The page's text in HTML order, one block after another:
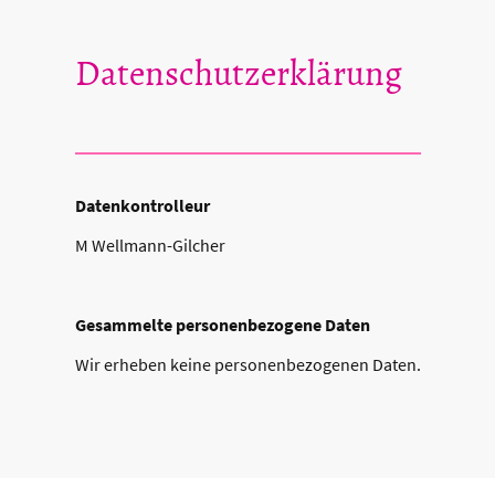
Datenschutzerklärung
Datenkontrolleur
M Wellmann-Gilcher
Gesammelte personenbezogene Daten
Wir erheben keine personenbezogenen Daten.